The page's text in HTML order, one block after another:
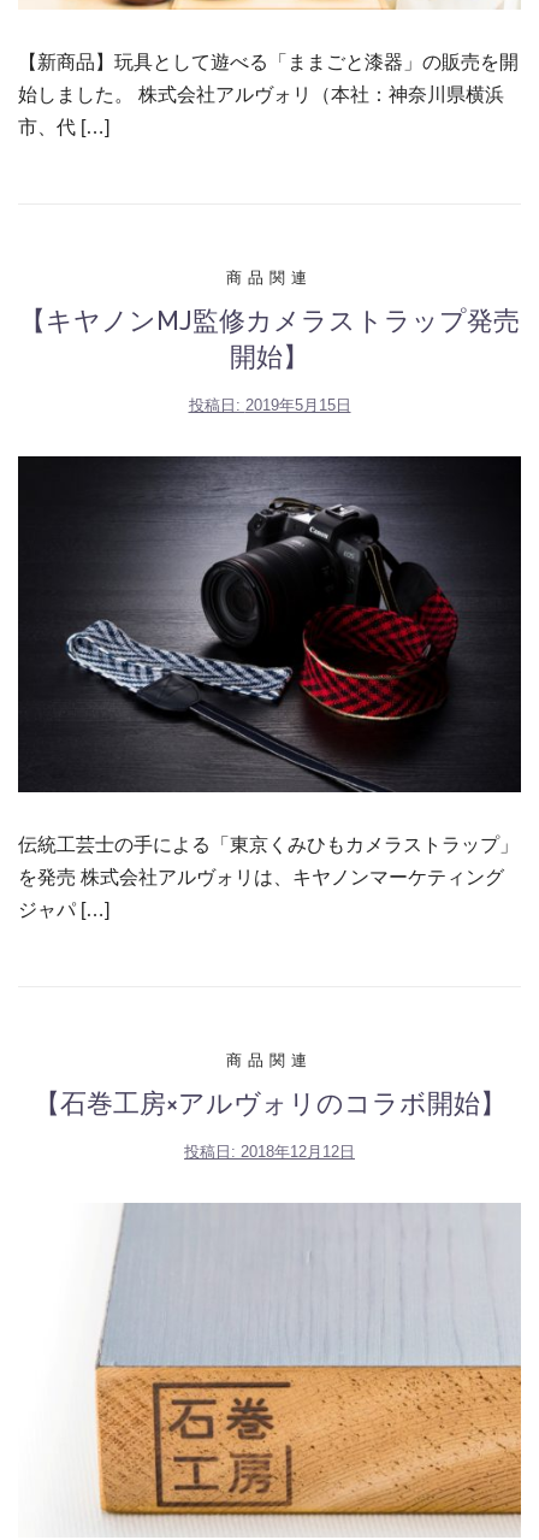
【新商品】玩具として遊べる「ままごと漆器」の販売を開
始しました。 株式会社アルヴォリ（本社：神奈川県横浜
市、代 […]
商品関連
【キヤノンMJ監修カメラストラップ発売
開始】
投稿日: 2019年5月15日
伝統工芸士の手による「東京くみひもカメラストラップ」
を発売 株式会社アルヴォリは、キヤノンマーケティング
ジャパ […]
商品関連
【石巻工房×アルヴォリのコラボ開始】
投稿日: 2018年12月12日